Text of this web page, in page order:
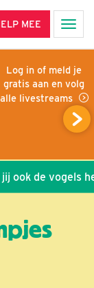
MEE
Log in of meld je
gratis aan en volg
alle livestreams
de vogels